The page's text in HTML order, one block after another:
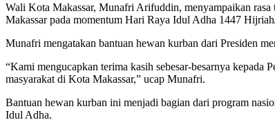
Wali Kota Makassar, Munafri Arifuddin, menyampaikan rasa
Makassar pada momentum Hari Raya Idul Adha 1447
Munafri mengatakan bantuan hewan kurban dari Presiden
“Kami mengucapkan terima kasih sebesar-besarnya kepada
masyarakat di Kota Makassar,” ucap Munafri.
Bantuan hewan kurban ini menjadi bagian dari program
Idul Adha.